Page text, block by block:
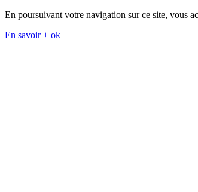
En poursuivant votre navigation sur ce site, vous
En savoir + ok